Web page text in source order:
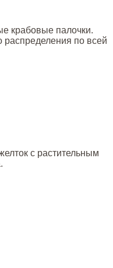
крабовые палочки.
по всей
с растительным